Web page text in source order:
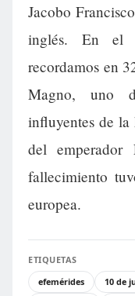
Jacobo
inglés. En el
recordamos en
Magno, uno
influyentes de
del emperador
fallecimiento
europea.
ETIQUETAS
efemérides
10 de